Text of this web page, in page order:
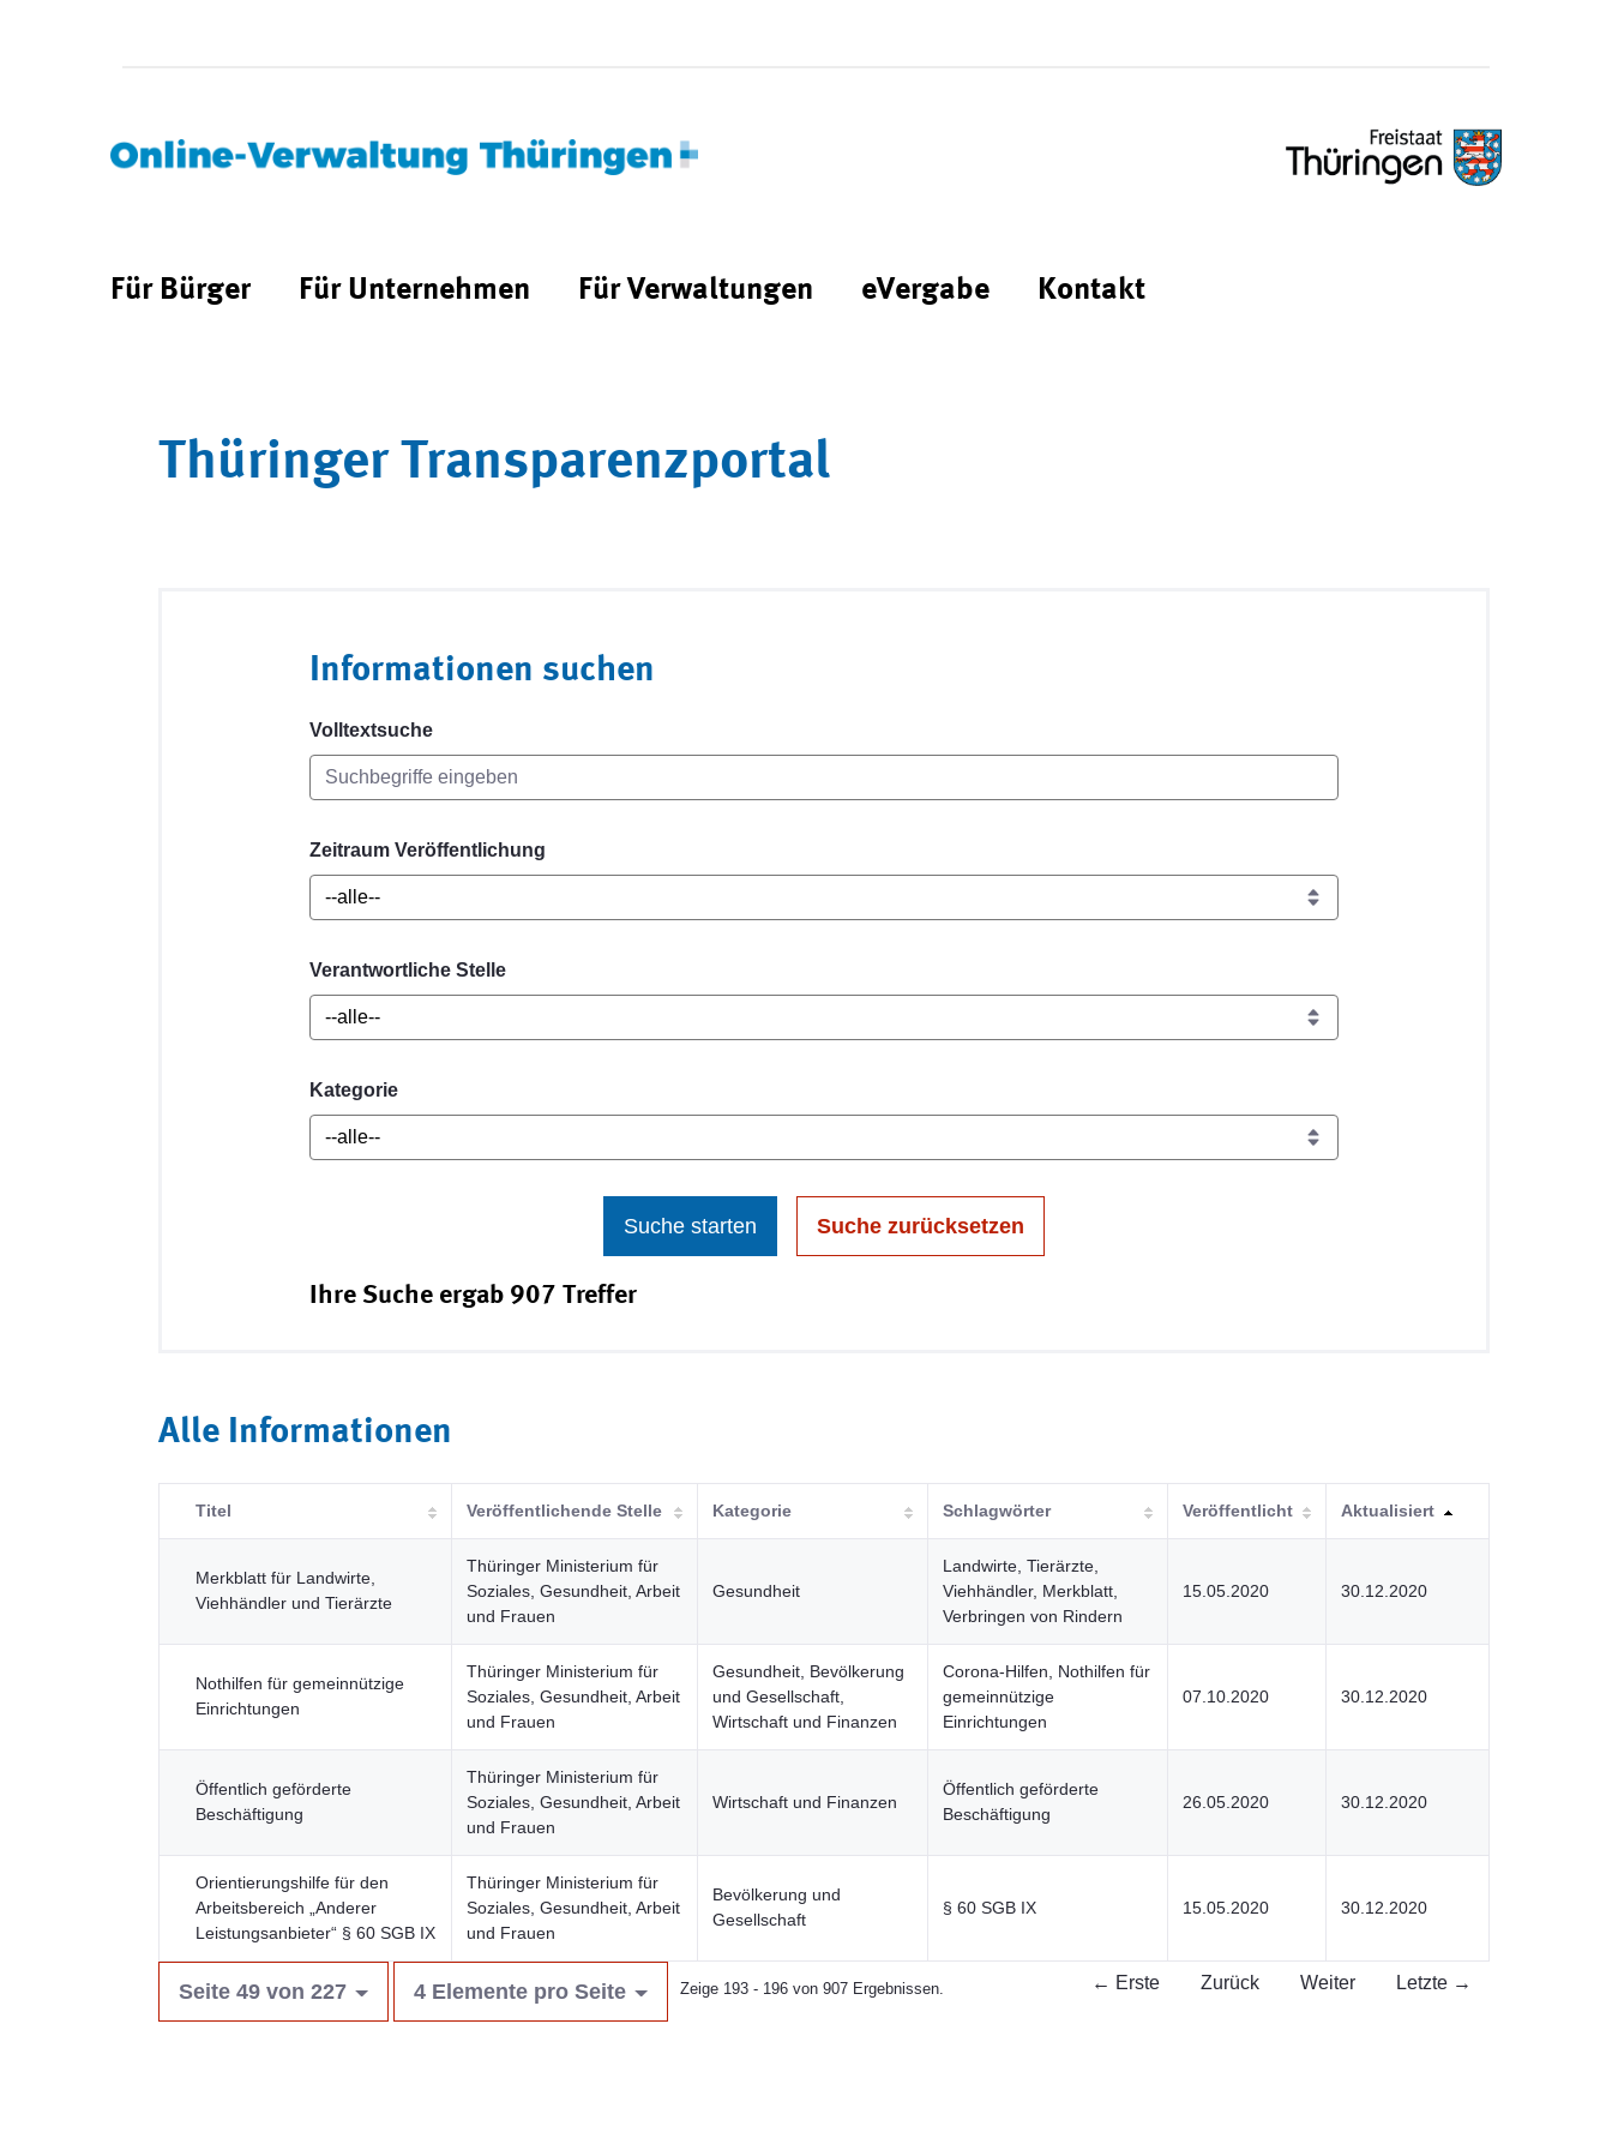
Für Bürger Für Unternehmen Für Verwaltungen eVergabe Kontakt
Thüringer Transparenzportal
Informationen suchen
Volltextsuche
Zeitraum Veröffentlichung
Verantwortliche Stelle
Kategorie
Suche starten Suche zurücksetzen
Ihre Suche ergab 907 Treffer
Alle Informationen
Titel Veröffentlichende Stelle Kategorie Schlagwörter Veröffentlicht Aktualisiert
Merkblatt für Landwirte,
Viehhändler und Tierärzte
Thüringer Ministerium für
Soziales, Gesundheit, Arbeit
und Frauen
Gesundheit
Landwirte, Tierärzte,
Viehhändler, Merkblatt,
Verbringen von Rindern
15.05.2020 30.12.2020
Nothilfen für gemeinnützige
Einrichtungen
Thüringer Ministerium für
Soziales, Gesundheit, Arbeit
und Frauen
Gesundheit, Bevölkerung
und Gesellschaft,
Wirtschaft und Finanzen
Corona-Hilfen, Nothilfen für
gemeinnützige
Einrichtungen
07.10.2020 30.12.2020
Öffentlich geförderte
Beschäftigung
Thüringer Ministerium für
Soziales, Gesundheit, Arbeit
und Frauen
Wirtschaft und Finanzen
Öffentlich geförderte
Beschäftigung
26.05.2020 30.12.2020
Orientierungshilfe für den
Arbeitsbereich „Anderer
Leistungsanbieter“ § 60 SGB IX
Thüringer Ministerium für
Soziales, Gesundheit, Arbeit
und Frauen
Bevölkerung und
Gesellschaft
§ 60 SGB IX 15.05.2020 30.12.2020
Seite 49 von 227 4 Elemente pro Seite Zeige 193 - 196 von 907 Ergebnissen. ← Erste Zurück Weiter Letzte →